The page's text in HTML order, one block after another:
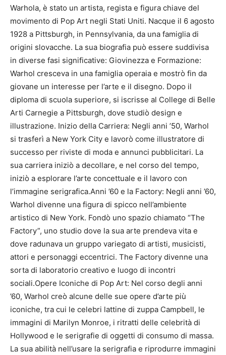
Warhola, è stato un artista, regista e figura chiave del
movimento di Pop Art negli Stati Uniti. Nacque il 6 agosto
1928 a Pittsburgh, in Pennsylvania, da una famiglia di
origini slovacche. La sua biografia può essere suddivisa
in diverse fasi significative: Giovinezza e Formazione:
Warhol cresceva in una famiglia operaia e mostrò fin da
giovane un interesse per l’arte e il disegno. Dopo il
diploma di scuola superiore, si iscrisse al College di Belle
Arti Carnegie a Pittsburgh, dove studiò design e
illustrazione. Inizio della Carriera: Negli anni ’50, Warhol
si trasferì a New York City e lavorò come illustratore di
successo per riviste di moda e annunci pubblicitari. La
sua carriera iniziò a decollare, e nel corso del tempo,
iniziò a esplorare l’arte concettuale e il lavoro con
l’immagine serigrafica.Anni ’60 e la Factory: Negli anni ’60,
Warhol divenne una figura di spicco nell’ambiente
artistico di New York. Fondò uno spazio chiamato “The
Factory”, uno studio dove la sua arte prendeva vita e
dove radunava un gruppo variegato di artisti, musicisti,
attori e personaggi eccentrici. The Factory divenne una
sorta di laboratorio creativo e luogo di incontri
sociali.Opere Iconiche di Pop Art: Nel corso degli anni
’60, Warhol creò alcune delle sue opere d’arte più
iconiche, tra cui le celebri lattine di zuppa Campbell, le
immagini di Marilyn Monroe, i ritratti delle celebrità di
Hollywood e le serigrafie di oggetti di consumo di massa.
La sua abilità nell’usare la serigrafia e riprodurre immagini